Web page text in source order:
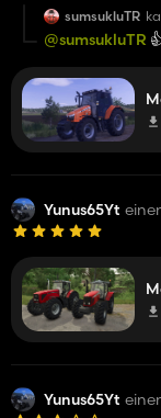
sumsukluTR
@sumsukluTR
Yunus65Yt
Yunus65Yt